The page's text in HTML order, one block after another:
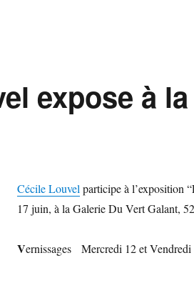
expose à
Cécile Louvelparticipe à l’exposition
17 juin, à la Galerie Du Vert Galant,
Vernissages Mercredi 12 et Vendredi